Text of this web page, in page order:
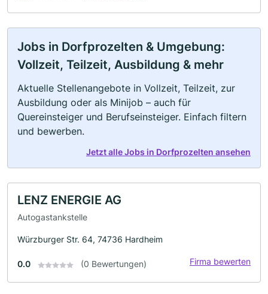
Jobs in Dorfprozelten & Umgebung:
Vollzeit, Teilzeit, Ausbildung & mehr
Aktuelle Stellenangebote in Vollzeit, Teilzeit, zur
Ausbildung oder als Minijob – auch für
Quereinsteiger und Berufseinsteiger. Einfach filtern
und bewerben.
Jetzt alle Jobs in Dorfprozelten ansehen
LENZ ENERGIE AG
Autogastankstelle
Würzburger Str. 64, 74736 Hardheim
0.0 (0 Bewertungen) Firma bewerten